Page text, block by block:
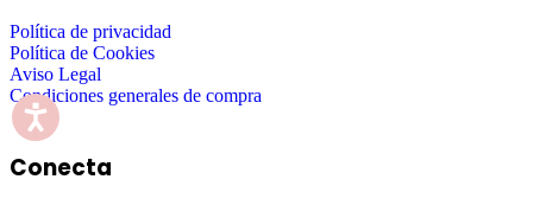
Política de privacidad
Política de Cookies
Aviso Legal
Condiciones generales de compra
Conecta